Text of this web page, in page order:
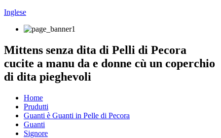
Inglese
Mittens senza dita di Pelli di Pecora
cucite a manu da e donne cù un coperchio
di dita pieghevoli
Home
Prudutti
Guanti è Guanti in Pelle di Pecora
Guanti
Signore